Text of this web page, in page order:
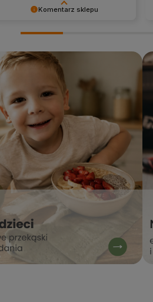
Komentarz sklepu
naszego sklepu internetowego
stacjabio.pl